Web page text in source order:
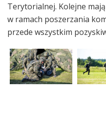
Terytorialnej. Kolejne
w ramach poszerzania
przede wszystkim